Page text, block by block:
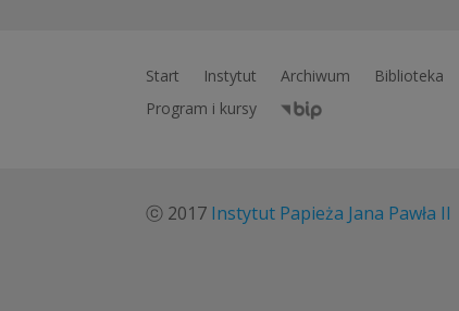
Start Instytut Archiwum Biblioteka
Program i kursy
ⓒ 2017 Instytut Papieża Jana Pawła II